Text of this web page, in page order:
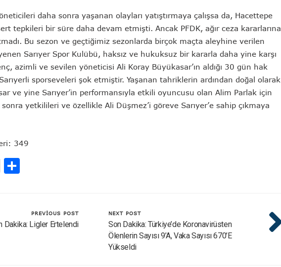
daha sonra yaşanan olayları yatıştırmaya çalışsa da, Hacettepe
tepkileri bir süre daha devam etmişti. Ancak PFDK, ağır ceza kararlarına
Bu sezon ve geçtiğimiz sezonlarda birçok maçta aleyhine verilen
Sarıyer Spor Kulübü, haksız ve hukuksuz bir kararla daha yine karşı
azimli ve sevilen yöneticisi Ali Koray Büyükasar’ın aldığı 30 gün hak
sporseveleri şok etmiştir. Yaşanan tahriklerin ardından doğal olarak
ve yine Sarıyer’in performansıyla etkili oyuncusu olan Alim Parlak için
yetkilileri ve özellikle Ali Düşmez’i göreve Sarıyer’e sahip çıkmaya
349
X
PREVIOUS POST
Dakika: Ligler Ertelendi
NEXT POST
Son Dakika: Türkiye’de Koronavirüsten
Ölenlerin Sayısı 9’a, Vaka Sayısı 670’e
Yükseldi